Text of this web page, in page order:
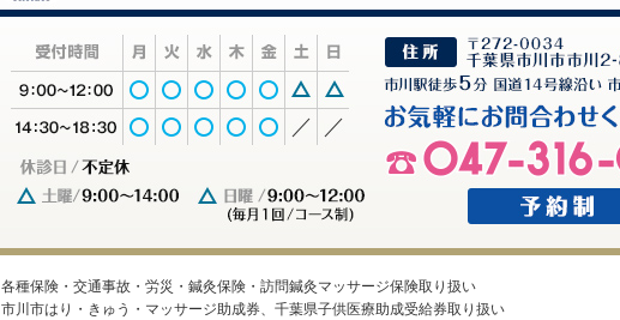
各種保険・交通事故・労災・鍼灸保険・訪問鍼灸マッサージ保険取り扱い
市川市はり・きゅう・マッサージ助成券、千葉県子供医療助成受給券取り扱い